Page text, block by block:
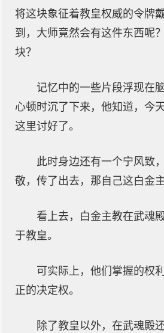
将这块象征着教皇权威的令牌
到，大师竟然会有这件东西呢
块？
记忆中的一些片段浮现在
心顿时沉了下来，他知道，今
这里讨好了。
此时身边还有一个宁风致
敬，传了出去，那自己这白金
看上去，白金主教在武魂
于教皇。
可实际上，他们掌握的权
正的决定权。
除了教皇以外，在武魂殿